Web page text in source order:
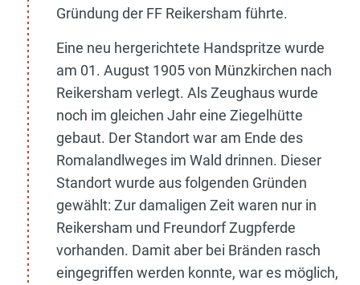
Gründung der FF Reikersham führte.
Eine neu hergerichtete Handspritze wurde
am 01. August 1905 von Münzkirchen nach
Reikersham verlegt. Als Zeughaus wurde
noch im gleichen Jahr eine Ziegelhütte
gebaut. Der Standort war am Ende des
Romalandlweges im Wald drinnen. Dieser
Standort wurde aus folgenden Gründen
gewählt: Zur damaligen Zeit waren nur in
Reikersham und Freundorf Zugpferde
vorhanden. Damit aber bei Bränden rasch
eingegriffen werden konnte, war es möglich,